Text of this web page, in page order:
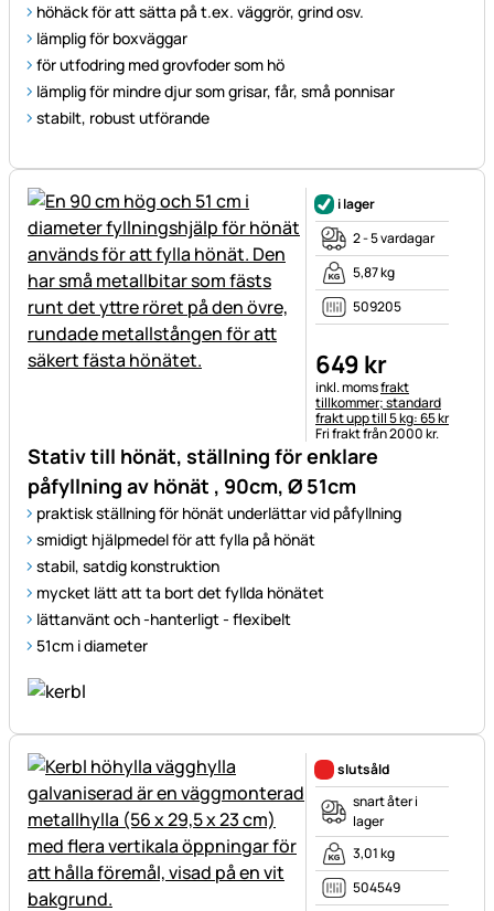
höhäck för att sätta på t.ex. väggrör, grind osv.
lämplig för boxväggar
för utfodring med grovfoder som hö
lämplig för mindre djur som grisar, får, små ponnisar
stabilt, robust utförande
Stativ till hönät, ställning för enklare
påfyllning av hönät , 90cm, Ø 51cm
praktisk ställning för hönät underlättar vid påfyllning
smidigt hjälpmedel för att fylla på hönät
stabil, satdig konstruktion
mycket lätt att ta bort det fyllda hönätet
lättanvänt och -hanterligt - flexibelt
51cm i diameter
i lager
2 - 5 vardagar
5,87 kg
509205
649 kr
Skatteinformation:
inkl. momsfrakt
tillkommer; standard
frakt upp till 5 kg: 65 kr
Fri frakt från 2000 kr.
slutsåld
snart åter i
lager
3,01 kg
504549